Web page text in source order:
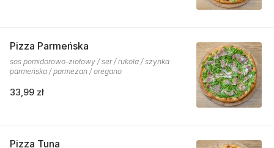
Pizza Parmeńska
sos pomidorowo-ziołowy / ser / rukola / szynka
parmeńska / parmezan / oregano
33,99 zł
Pizza Tuna